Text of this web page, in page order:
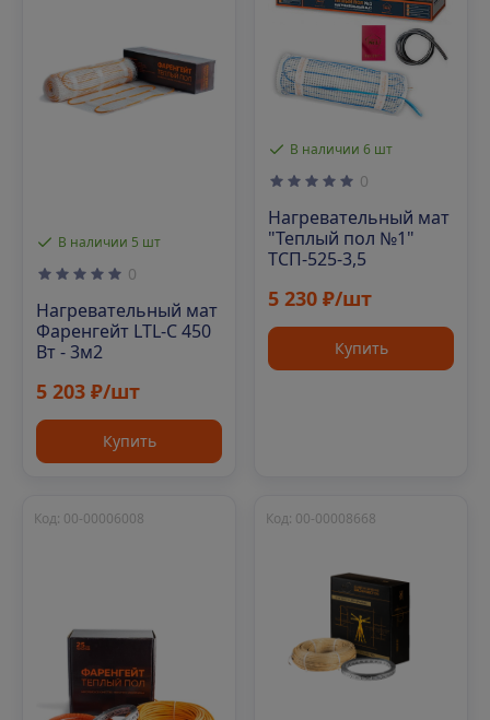
В наличии 5 шт
0
Нагревательный мат
Фаренгейт LTL-C 450
Вт - 3м2
5 203 ₽/шт
Купить
В наличии 6 шт
0
Нагревательный мат
"Теплый пол №1"
ТСП-525-3,5
5 230 ₽/шт
Купить
Код: 00-00006008 Код: 00-00008668